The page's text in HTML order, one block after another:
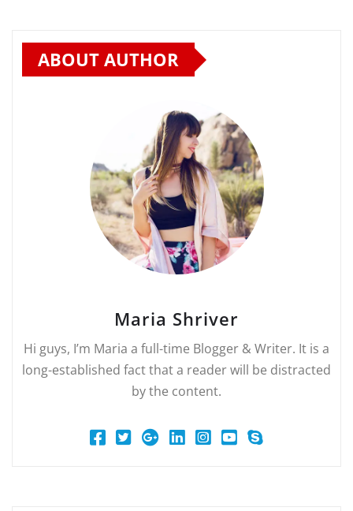
ABOUT AUTHOR
Maria Shriver
Hi guys, I’m Maria a full-time Blogger & Writer. It is a
long-established fact that a reader will be distracted
by the content.